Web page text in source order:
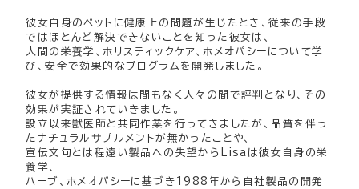
彼女自身のペットに健康上の問題が生じたとき、従来の手段
ではほとんど解決できないことを知った彼女は、
人間の栄養学、ホリスティックケア、ホメオパシーについて学
び、安全で効果的なプログラムを開発しました。
彼女が提供する情報は間もなく人々の間で評判となり、その
効果が実証されていきました。
設立以来獣医師と共同作業を行ってきましたが、品質を伴っ
たナチュラルサプルメントが無かったことや、
宣伝文句とは程遠い製品への失望からLisaは彼女自身の栄
養学、
ハーブ、ホメオパシーに基づき1988年から自社製品の開発